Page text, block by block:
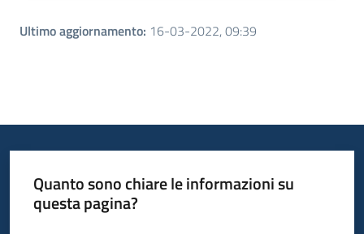
Ultimo aggiornamento: 16-03-2022, 09:39
Quanto sono chiare le informazioni su
questa pagina?